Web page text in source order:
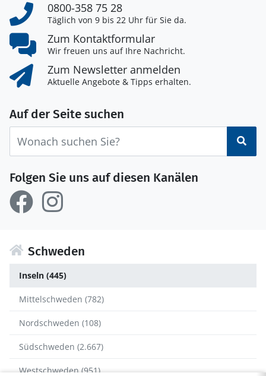
0800-358 75 28
Täglich von 9 bis 22 Uhr für Sie da.
Zum Kontaktformular
Wir freuen uns auf Ihre Nachricht.
Zum Newsletter anmelden
Aktuelle Angebote & Tipps erhalten.
Auf der Seite suchen
Folgen Sie uns auf diesen Kanälen
Schweden
Inseln (445)
Mittelschweden (782)
Nordschweden (108)
Südschweden (2.667)
Westschweden (951)